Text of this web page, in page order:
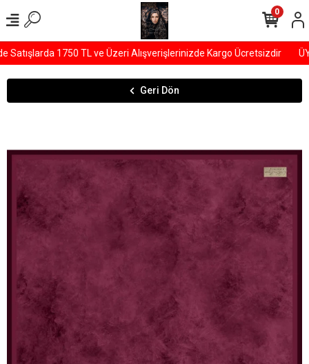
1750 TL ve Üzeri Alışverişlerinizde Kargo Ücretsizdir
0
Geri Dön